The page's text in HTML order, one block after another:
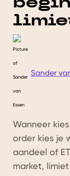
Sander
Wanneer
order kies je
aandeel of
market,